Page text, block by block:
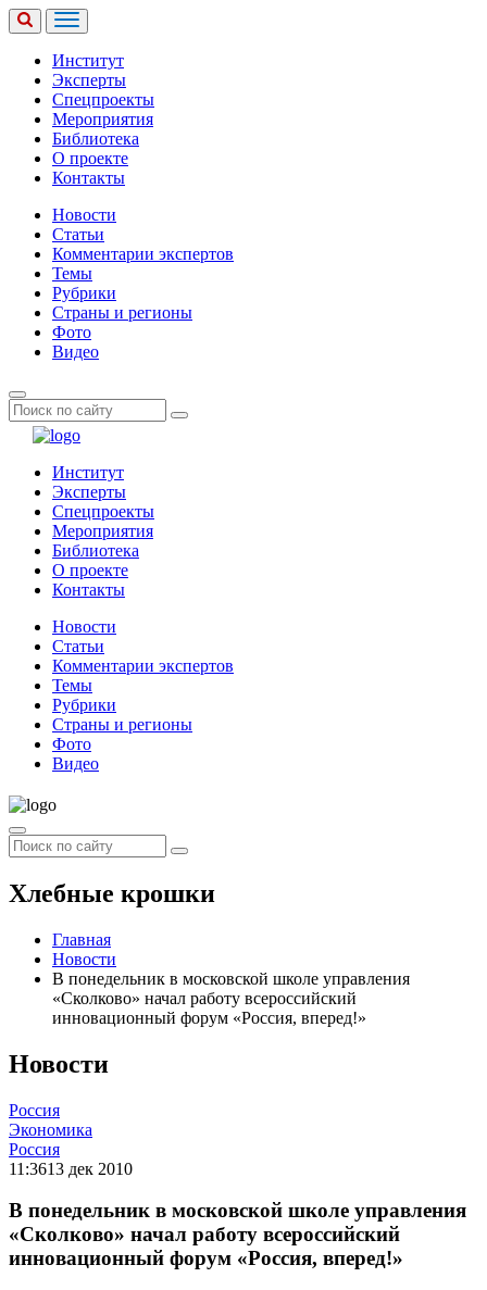
Институт
Эксперты
Спецпроекты
Мероприятия
Библиотека
О проекте
Контакты
Новости
Статьи
Комментарии экспертов
Темы
Рубрики
Страны и регионы
Фото
Видео
Институт
Эксперты
Спецпроекты
Мероприятия
Библиотека
О проекте
Контакты
Новости
Статьи
Комментарии экспертов
Темы
Рубрики
Страны и регионы
Фото
Видео
Хлебные крошки
Главная
Новости
В понедельник в московской школе управления
«Сколково» начал работу всероссийский
инновационный форум «Россия, вперед!»
Новости
Россия
Экономика
Россия
11:3613 дек 2010
В понедельник в московской школе управления
«Сколково» начал работу всероссийский
инновационный форум «Россия, вперед!»